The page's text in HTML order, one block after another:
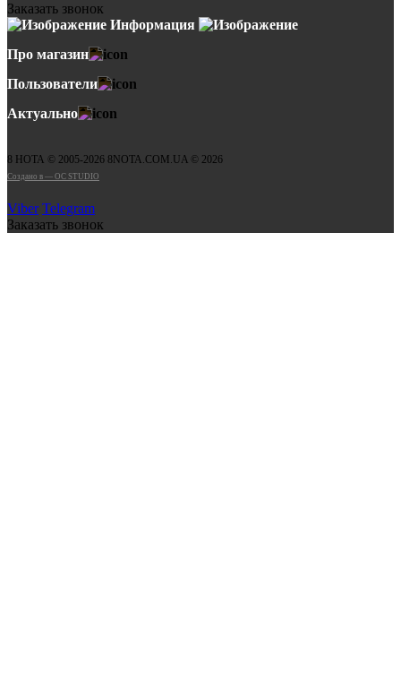
Заказать звонок
Информация
Про магазин
Пользователи
Актуально
8 НОТА © 2005-2026 8NOTA.COM.UA © 2026
Создано в — OC STUDIO
Viber Telegram
Заказать звонок